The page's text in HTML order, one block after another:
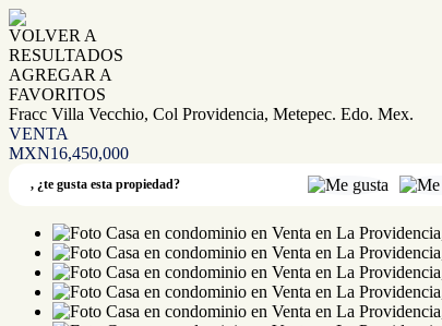
VOLVER A
RESULTADOS
AGREGAR A
FAVORITOS
Fracc Villa Vecchio, Col Providencia, Metepec. Edo. Mex.
VENTA
MXN16,450,000
, ¿te gusta esta propiedad?